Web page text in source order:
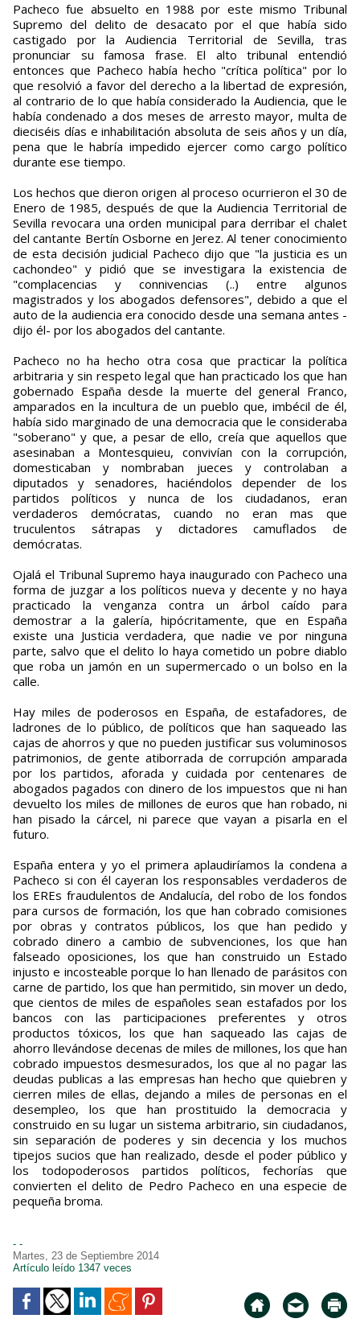
Pacheco fue absuelto en 1988 por este mismo Tribunal
Supremo del delito de desacato por el que había sido
castigado por la Audiencia Territorial de Sevilla, tras
pronunciar su famosa frase. El alto tribunal entendió
entonces que Pacheco había hecho "crítica política" por lo
que resolvió a favor del derecho a la libertad de expresión,
al contrario de lo que había considerado la Audiencia, que le
había condenado a dos meses de arresto mayor, multa de
dieciséis días e inhabilitación absoluta de seis años y un día,
pena que le habría impedido ejercer como cargo político
durante ese tiempo.
Los hechos que dieron origen al proceso ocurrieron el 30 de
Enero de 1985, después de que la Audiencia Territorial de
Sevilla revocara una orden municipal para derribar el chalet
del cantante Bertín Osborne en Jerez. Al tener conocimiento
de esta decisión judicial Pacheco dijo que "la justicia es un
cachondeo" y pidió que se investigara la existencia de
"complacencias y connivencias (..) entre algunos
magistrados y los abogados defensores", debido a que el
auto de la audiencia era conocido desde una semana antes -
dijo él- por los abogados del cantante.
Pacheco no ha hecho otra cosa que practicar la política
arbitraria y sin respeto legal que han practicado los que han
gobernado España desde la muerte del general Franco,
amparados en la incultura de un pueblo que, imbécil de él,
había sido marginado de una democracia que le consideraba
"soberano" y que, a pesar de ello, creía que aquellos que
asesinaban a Montesquieu, convivían con la corrupción,
domesticaban y nombraban jueces y controlaban a
diputados y senadores, haciéndolos depender de los
partidos políticos y nunca de los ciudadanos, eran
verdaderos demócratas, cuando no eran mas que
truculentos sátrapas y dictadores camuflados de
demócratas.
Ojalá el Tribunal Supremo haya inaugurado con Pacheco una
forma de juzgar a los políticos nueva y decente y no haya
practicado la venganza contra un árbol caído para
demostrar a la galería, hipócritamente, que en España
existe una Justicia verdadera, que nadie ve por ninguna
parte, salvo que el delito lo haya cometido un pobre diablo
que roba un jamón en un supermercado o un bolso en la
calle.
Hay miles de poderosos en España, de estafadores, de
ladrones de lo público, de políticos que han saqueado las
cajas de ahorros y que no pueden justificar sus voluminosos
patrimonios, de gente atiborrada de corrupción amparada
por los partidos, aforada y cuidada por centenares de
abogados pagados con dinero de los impuestos que ni han
devuelto los miles de millones de euros que han robado, ni
han pisado la cárcel, ni parece que vayan a pisarla en el
futuro.
España entera y yo el primera aplaudiríamos la condena a
Pacheco si con él cayeran los responsables verdaderos de
los EREs fraudulentos de Andalucía, del robo de los fondos
para cursos de formación, los que han cobrado comisiones
por obras y contratos públicos, los que han pedido y
cobrado dinero a cambio de subvenciones, los que han
falseado oposiciones, los que han construido un Estado
injusto e incosteable porque lo han llenado de parásitos con
carne de partido, los que han permitido, sin mover un dedo,
que cientos de miles de españoles sean estafados por los
bancos con las participaciones preferentes y otros
productos tóxicos, los que han saqueado las cajas de
ahorro llevándose decenas de miles de millones, los que han
cobrado impuestos desmesurados, los que al no pagar las
deudas publicas a las empresas han hecho que quiebren y
cierren miles de ellas, dejando a miles de personas en el
desempleo, los que han prostituido la democracia y
construido en su lugar un sistema arbitrario, sin ciudadanos,
sin separación de poderes y sin decencia y los muchos
tipejos sucios que han realizado, desde el poder público y
los todopoderosos partidos políticos, fechorías que
convierten el delito de Pedro Pacheco en una especie de
pequeña broma.
- -
Martes, 23 de Septiembre 2014
Artículo leído 1347 veces